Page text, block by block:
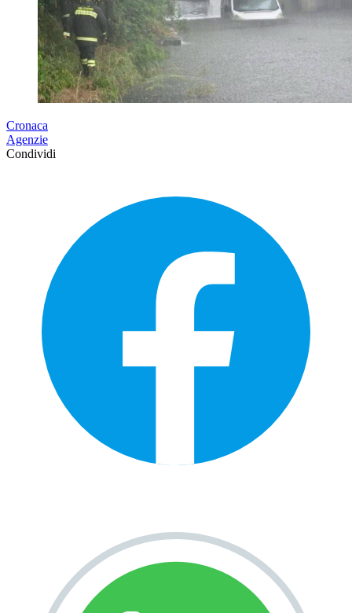
Cronaca
Agenzie
Condividi